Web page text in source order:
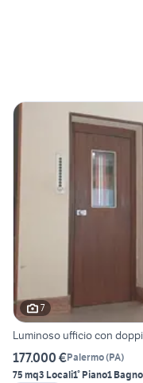
7
Luminoso ufficio con
177.000 €Palermo(PA)
75 mq3 Locali1° Piano1 Bagno